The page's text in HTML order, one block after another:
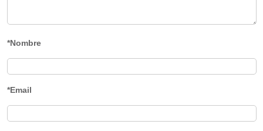
*Nombre
*Email